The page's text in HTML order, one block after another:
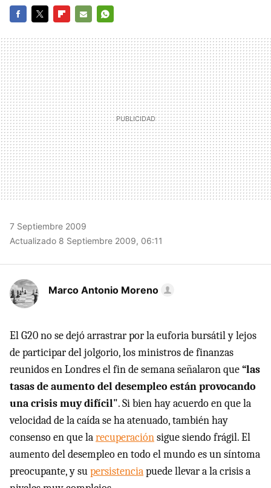
MAIL
7 Septiembre 2009
Actualizado 8 Septiembre 2009, 06:11
Marco Antonio Moreno
El G20 no se dejó arrastrar por la euforia bursátil y lejos
de participar del jolgorio, los ministros de finanzas
reunidos en Londres el fin de semana señalaron que“las
tasas de aumento del desempleo están provocando
una crisis muy difícil". Si bien hay acuerdo en que la
velocidad de la caída se ha atenuado, también hay
consenso en que larecuperaciónsigue siendo frágil. El
aumento del desempleo en todo el mundo es un síntoma
preocupante, y supersistenciapuede llevar a la crisis a